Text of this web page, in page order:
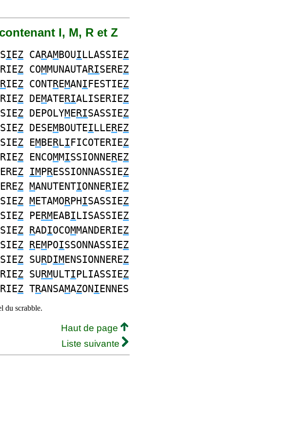
I, M, R et Z
IEZ CARAMBOUILLASSIEZ
Z COMMUNAUTARISEREZ
RIEZ CONTREMANIFESTIEZ
Z DEMATERIALISERIEZ
Z DEPOLYMERISASSIEZ
SIEZ DESEMBOUTEILLEREZ
Z EMBERLIFICOTERIEZ
Z ENCOMMISSIONNEREZ
Z IMPRESSIONNASSIEZ
Z MANUTENTIONNERIEZ
Z METAMORPHISASSIEZ
Z PERMEABILISASSIEZ
Z RADIOCOMMANDERIEZ
Z REMPOISSONNASSIEZ
Z SURDIMENSIONNEREZ
Z SURMULTIPLIASSIEZ
Z TRANSAMAZONIENNES
du scrabble.
Haut de page
Liste suivante